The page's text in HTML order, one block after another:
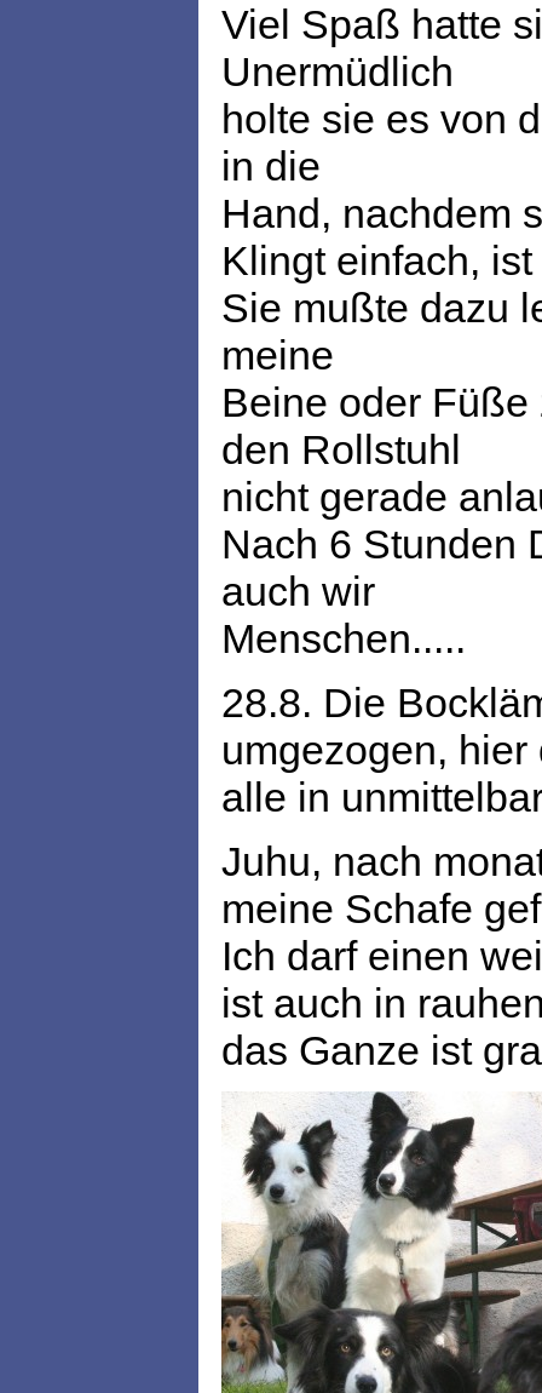
Viel Spaß hatte
Unermüdlich
holte sie es von
in die
Hand, nachdem
Klingt einfach,
Sie mußte dazu
meine
Beine oder
den Rollstuhl
nicht gerade
Nach 6 Stunden
auch wir
Menschen.....
28.8. Die
umgezogen,
alle in
Juhu, nach
meine Schafe
Ich darf einen
ist auch in
das Ganze ist